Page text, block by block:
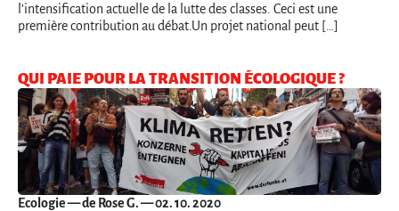
l’intensification actuelle de la lutte des classes. Ceci est une
première contribution au débat.Un projet national peut […]
QUI PAIE POUR LA TRANSITION ÉCOLOGIQUE ?
Ecologie— de Rose G. — 02. 10. 2020